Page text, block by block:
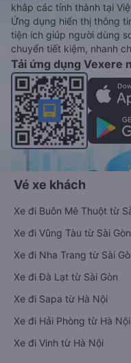
khắp các tỉnh thành tại
Ứng dụng hiển thị thông
tiện ích giúp người dùng
chuyển tiết kiệm, nhanh
Tải ứng dụng Vexere
Vé xe khách
Xe đi Buôn Mê Thuột từ
Xe đi Vũng Tàu từ Sài Gòn
Xe đi Nha Trang từ Sài
Xe đi Đà Lạt từ Sài Gòn
Xe đi Sapa từ Hà Nội
Xe đi Hải Phòng từ Hà Nội
Xe đi Vinh từ Hà Nội